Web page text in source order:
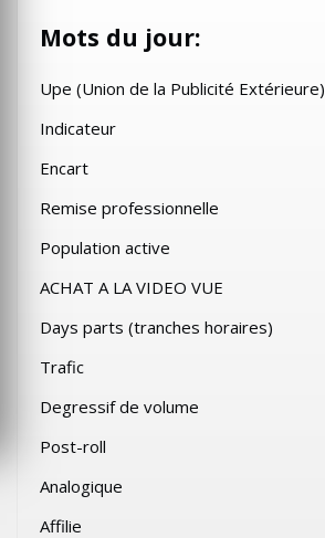
Mots du jour:
Upe (Union de la Publicité Extérieure)
Indicateur
Encart
Remise professionnelle
Population active
ACHAT A LA VIDEO VUE
Days parts (tranches horaires)
Trafic
Degressif de volume
Post-roll
Analogique
Affilie